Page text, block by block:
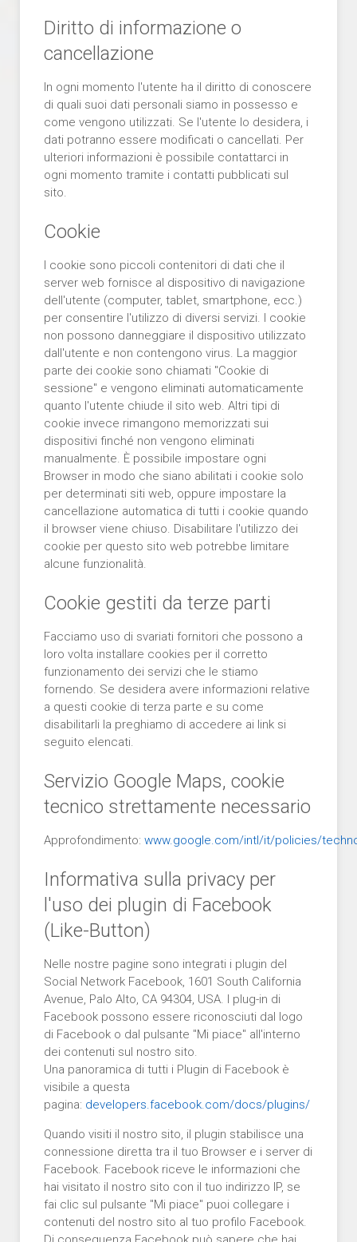
Diritto di informazione o
cancellazione
In ogni momento l'utente ha il diritto di conoscere
di quali suoi dati personali siamo in possesso e
come vengono utilizzati. Se l'utente lo desidera, i
dati potranno essere modificati o cancellati. Per
ulteriori informazioni è possibile contattarci in
ogni momento tramite i contatti pubblicati sul
sito.
Cookie
I cookie sono piccoli contenitori di dati che il
server web fornisce al dispositivo di navigazione
dell'utente (computer, tablet, smartphone, ecc.)
per consentire l'utilizzo di diversi servizi. I cookie
non possono danneggiare il dispositivo utilizzato
dall'utente e non contengono virus. La maggior
parte dei cookie sono chiamati "Cookie di
sessione" e vengono eliminati automaticamente
quanto l'utente chiude il sito web. Altri tipi di
cookie invece rimangono memorizzati sui
dispositivi finché non vengono eliminati
manualmente. È possibile impostare ogni
Browser in modo che siano abilitati i cookie solo
per determinati siti web, oppure impostare la
cancellazione automatica di tutti i cookie quando
il browser viene chiuso. Disabilitare l'utilizzo dei
cookie per questo sito web potrebbe limitare
alcune funzionalità.
Cookie gestiti da terze parti
Facciamo uso di svariati fornitori che possono a
loro volta installare cookies per il corretto
funzionamento dei servizi che le stiamo
fornendo. Se desidera avere informazioni relative
a questi cookie di terza parte e su come
disabilitarli la preghiamo di accedere ai link si
seguito elencati.
Servizio Google Maps, cookie
tecnico strettamente necessario
Approfondimento: www.google.com/intl/it/policies/
Informativa sulla privacy per
l'uso dei plugin di Facebook
(Like-Button)
Nelle nostre pagine sono integrati i plugin del
Social Network Facebook, 1601 South California
Avenue, Palo Alto, CA 94304, USA. I plug-in di
Facebook possono essere riconosciuti dal logo
di Facebook o dal pulsante "Mi piace" all'interno
dei contenuti sul nostro sito.
Una panoramica di tutti i Plugin di Facebook è
visibile a questa
pagina: developers.facebook.com/docs/plugins/
Quando visiti il nostro sito, il plugin stabilisce una
connessione diretta tra il tuo Browser e i server di
Facebook. Facebook riceve le informazioni che
hai visitato il nostro sito con il tuo indirizzo IP, se
fai clic sul pulsante "Mi piace" puoi collegare i
contenuti del nostro sito al tuo profilo Facebook.